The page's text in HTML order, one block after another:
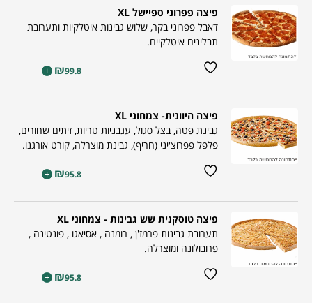
פיצה פפרוני ספיישל XL
דאבל פפרוני בקר, שלוש גבינות איטלקיות ותערובת
תבלינים איטלקיים.
₪99.8
+
פיצה היוונית- צמחוני XL
גבינת פטה, בצל סגול, עגבניות טריות, זיתים שחורים,
פלפל פפרוצ'יני (חריף), גבינת מוצרלה, קורט אורגנו.
₪95.8
+
פיצה טוסקנית שש גבינות - צמחוני XL
תערובת גבינות פרמז'ן , רומנה , אסיאגו , פונטינה ,
פרובולונה ומוצרלה.
₪95.8
+